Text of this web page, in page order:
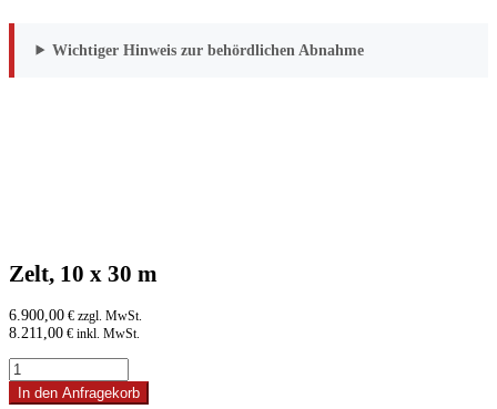
Wichtiger Hinweis zur behördlichen Abnahme
Zelt, 10 x 30 m
6.900,00 € zzgl. MwSt.
8.211,00 € inkl. MwSt.
Zelt,
10
x In den Anfragekorb